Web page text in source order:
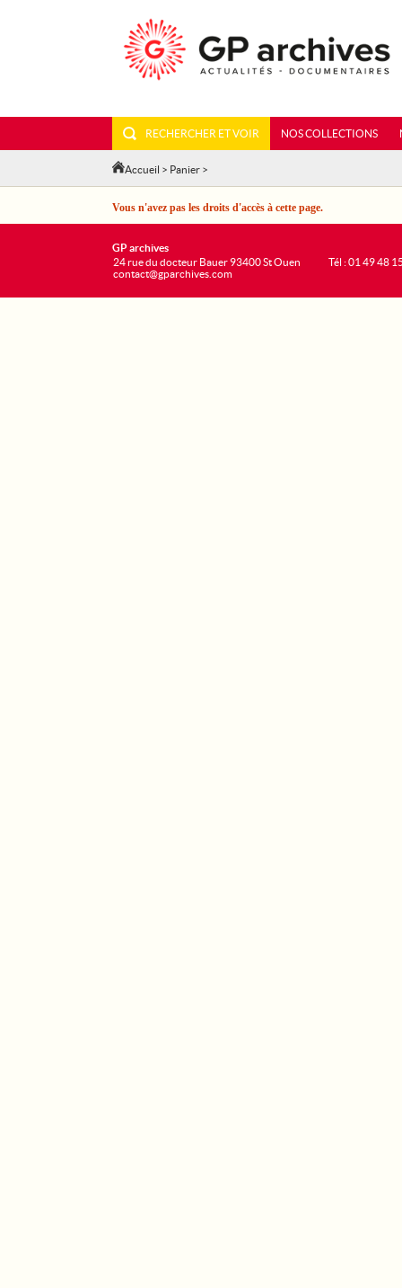
RECHERCHER ET VOIR NOS COLLECTIONS
Accueil > Panier >
Vous n'avez pas les droits d'accès à cette page.
GP archives
24 rue du docteur Bauer 93400 St Ouen
contact@gparchives.com
Tél : 01 49 48